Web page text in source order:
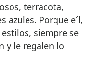
terracota,
azules. Porque e´l,
siempre se
y le regalen lo